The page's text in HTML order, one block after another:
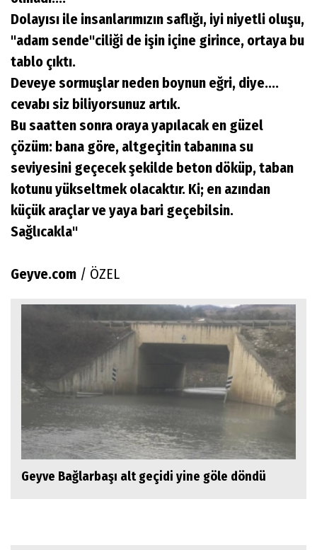
Dolayısı ile insanlarımızın saflığı, iyi niyetli oluşu,
"adam sende"ciliği de işin içine girince, ortaya bu
tablo çıktı.
Deveye sormuşlar neden boynun eğri, diye....
cevabı siz biliyorsunuz artık.
Bu saatten sonra oraya yapılacak en güzel
çözüm: bana göre, altgeçitin tabanına su
seviyesini geçecek şekilde beton döküp, taban
kotunu yükseltmek olacaktır. Ki; en azından
küçük araçlar ve yaya bari geçebilsin.
Sağlıcakla"
Geyve.com / ÖZEL
Geyve Bağlarbaşı alt geçidi yine göle döndü